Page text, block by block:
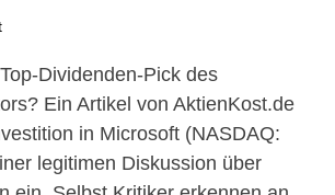
Dividenden-Pick des
Ein Artikel von AktienKost.de
in Microsoft (NASDAQ:
legitimen Diskussion über